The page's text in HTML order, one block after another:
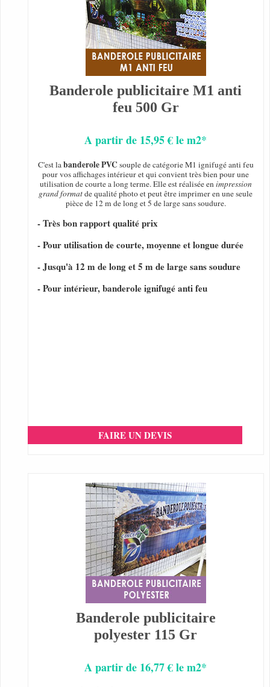
Banderole publicitaire M1 anti
feu 500 Gr
A partir de 15,95 € le m2*
C'est labanderole PVC souple de catégorie M1 ignifugé anti feu
pour vos affichages intérieur et qui convient très bien pour une
utilisation de courte a long terme. Elle est réalisée enimpression
grand formatde qualité photo et peut être imprimer en une seule
pièce de 12 m de long et 5 de large sans soudure.
- Très bon rapport qualité prix
- Pour utilisation de courte, moyenne et longue durée
- Jusqu'à 12 m de long et 5 m de large sans soudure
- Pour intérieur, banderole ignifugé anti feu
FAIRE UN DEVIS
Banderole publicitaire
polyester 115 Gr
A partir de 16,77 € le m2*